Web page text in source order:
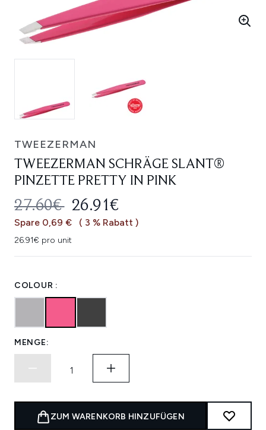
TWEEZERMAN
TWEEZERMAN SCHRÄGE SLANT®
PINZETTE PRETTY IN PINK
UNVERBINDLICHE
27.60€ AKTUELLER PREIS:
26.91€
Spare 0,69 € ( 3 % Rabatt )
26.91€ pro unit
COLOUR :
MENGE:
ZUM WARENKORB HINZUFÜGEN